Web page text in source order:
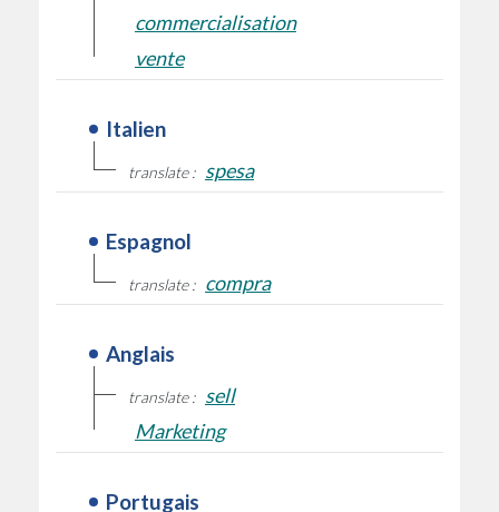
commercialisation
vente
Italien
translate : spesa
Espagnol
translate : compra
Anglais
translate : sell
Marketing
Portugais